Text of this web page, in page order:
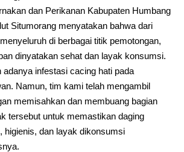
dan Perikanan Kabupaten Humbang
Situmorang menyatakan bahwa dari
di berbagai titik pemotongan,
dinyatakan sehat dan layak konsumsi.
adanya infestasi cacing hati pada
Namun, tim kami telah mengambil
memisahkan dan membuang bagian
tersebut untuk memastikan daging
higienis, dan layak dikonsumsi